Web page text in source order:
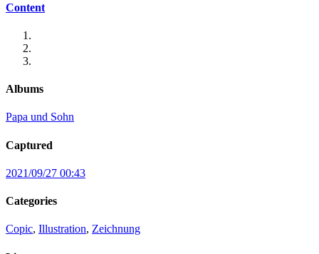
Content
Albums
Papa und Sohn
Captured
2021/09/27 00:43
Categories
Copic, Illustration, Zeichnung